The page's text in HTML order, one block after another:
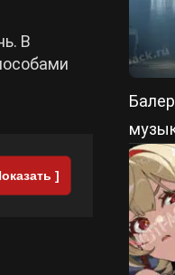
В
]
из